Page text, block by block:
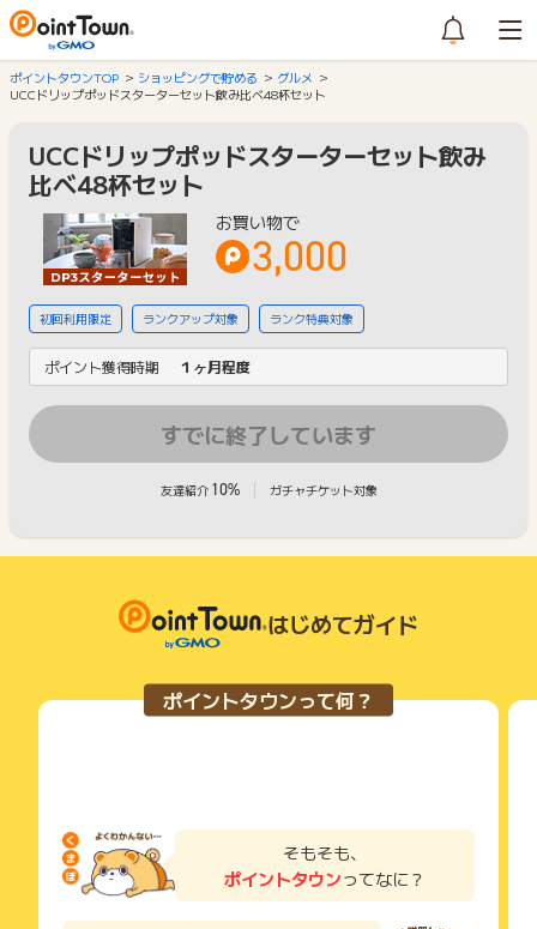
ポイントタウンTOP ショッピングで貯める
グルメ
UCCドリップポッドスターターセット飲み比べ48杯セット
UCCドリップポッドスターターセット飲み
比べ48杯セット
お買い物で
3,000
初回利用限定 ランクアップ対象 ランク特典対象
ポイント獲得時期 １ヶ月程度
すでに終了しています
友達紹介 10% ガチャチケット対象
はじめてガイド
ポイントタウンって何？
そもそも、
ポイントタウンってなに？